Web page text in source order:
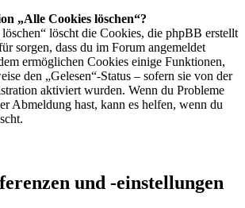
„Alle Cookies löschen“?
löscht die Cookies, die phpBB erstellt
sorgen, dass du im Forum angemeldet
ermöglichen Cookies einige Funktionen,
den „Gelesen“-Status – sofern sie von der
aktiviert wurden. Wenn du Probleme
Abmeldung hast, kann es helfen, wenn du
und -einstellungen